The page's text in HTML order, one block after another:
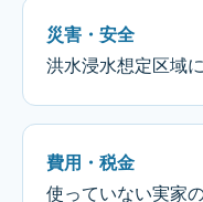
災害・安全
洪水浸水想定区域
費用・税金
使っていない実家